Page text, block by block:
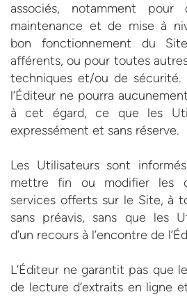
associés, notamment pour
maintenance et de mise à
bon fonctionnement du
afférents, ou pour toutes
techniques et/ou de sécurité.
l’Éditeur ne pourra
à cet égard, ce que les
expressément et sans réserve.
Les Utilisateurs sont
mettre fin ou modifier les
services offerts sur le Site, à
sans préavis, sans que les
d’un recours à l’encontre de
L’Éditeur ne garantit pas que
de lecture d’extraits en ligne